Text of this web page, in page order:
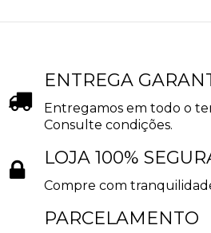
ENTREGA
Entregamos em todo o
Consulte condições.
LOJA 100%
Compre com
PARCELAMENTO